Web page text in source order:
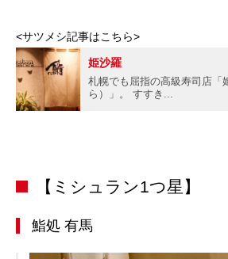
<サツメシ記事はこちら>
姫沙羅
札幌でも屈指の高級寿司店「
ら）」。 すすき...
【ミシュラン1つ星】
鮨処 有馬